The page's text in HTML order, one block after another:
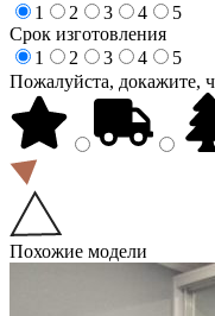
1
2 3 4
5
Срок изготовления
1
2 3 4
5
Пожалуйста, докажите,
Похожие модели